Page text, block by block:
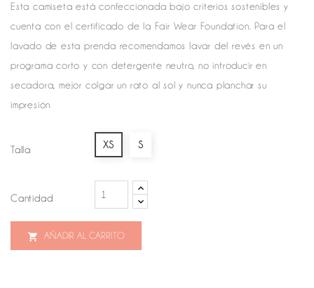
Esta camiseta está confeccionada bajo criterios sostenibles y
cuenta con el certificado de la Fair Wear Foundation. Para el
lavado de esta prenda recomendamos lavar del revés en un
programa corto y con detergente neutro, no introducir en
secadora, mejor colgar un rato al sol y nunca planchar su
impresión
Talla XS S
Cantidad
 AÑADIR AL CARRITO